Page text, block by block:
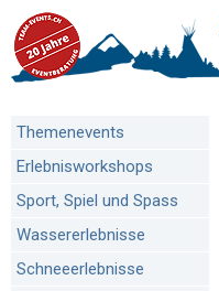
Themenevents
Erlebnisworkshops
Sport, Spiel und Spass
Wassererlebnisse
Schneeerlebnisse